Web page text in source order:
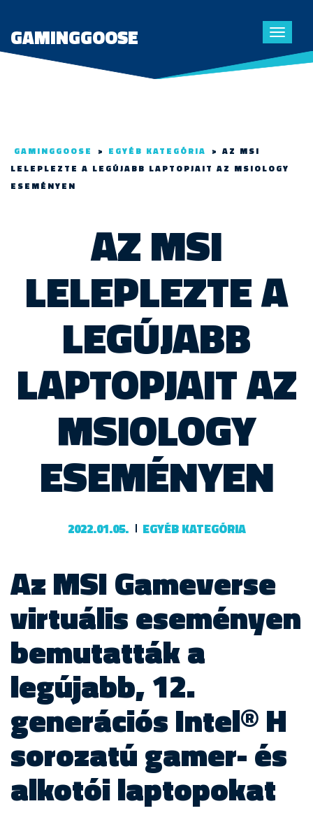
Toggle
GAMINGGOOSE
GAMINGGOOSE > EGYÉB KATEGÓRIA > AZ MSI
LELEPLEZTE A LEGÚJABB LAPTOPJAIT AZ MSIOLOGY
ESEMÉNYEN
AZ MSI
LELEPLEZTE A
LEGÚJABB
LAPTOPJAIT AZ
MSIOLOGY
ESEMÉNYEN
2022.01.05. EGYÉB KATEGÓRIA
Az MSI Gameverse
virtuális eseményen
bemutatták a
legújabb, 12.
generációs Intel® H
sorozatú gamer- és
alkotói laptopokat